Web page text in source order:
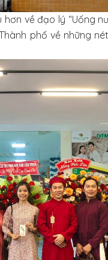
về đạo lý “Uống
phố về những